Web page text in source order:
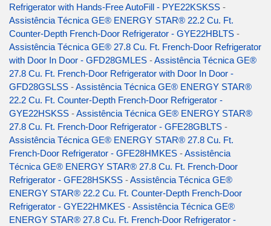
Refrigerator with Hands-Free AutoFill - PYE22KSKSS -
Assistência Técnica GE® ENERGY STAR® 22.2 Cu. Ft.
Counter-Depth French-Door Refrigerator - GYE22HBLTS -
Assistência Técnica GE® 27.8 Cu. Ft. French-Door Refrigerator
with Door In Door - GFD28GMLES -Assistência Técnica GE®
27.8 Cu. Ft. French-Door Refrigerator with Door In Door -
GFD28GSLSS -Assistência Técnica GE® ENERGY STAR®
22.2 Cu. Ft. Counter-Depth French-Door Refrigerator -
GYE22HSKSS -Assistência Técnica GE® ENERGY STAR®
27.8 Cu. Ft. French-Door Refrigerator - GFE28GBLTS -
Assistência Técnica GE® ENERGY STAR® 27.8 Cu. Ft.
French-Door Refrigerator - GFE28HMKES -Assistência
Técnica GE® ENERGY STAR® 27.8 Cu. Ft. French-Door
Refrigerator - GFE28HSKSS -Assistência Técnica GE®
ENERGY STAR® 22.2 Cu. Ft. Counter-Depth French-Door
Refrigerator - GYE22HMKES -Assistência Técnica GE®
ENERGY STAR® 27.8 Cu. Ft. French-Door Refrigerator -